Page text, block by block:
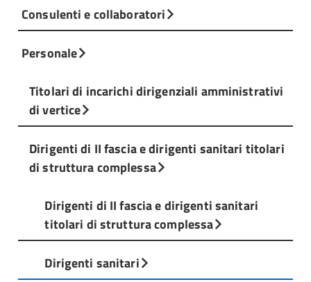
Consulenti e collaboratori
Personale
Titolari di incarichi dirigenziali amministrativi
di vertice
Dirigenti di II fascia e dirigenti sanitari titolari
di struttura complessa
Dirigenti di II fascia e dirigenti sanitari
titolari di struttura complessa
Dirigenti sanitari